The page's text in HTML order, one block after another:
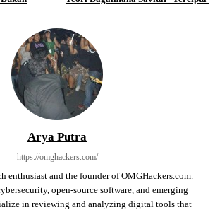
Arya Putra
https://omghackers.com/
enthusiast and the founder of OMGHackers.com.
open-source software, and emerging
in reviewing and analyzing digital tools that